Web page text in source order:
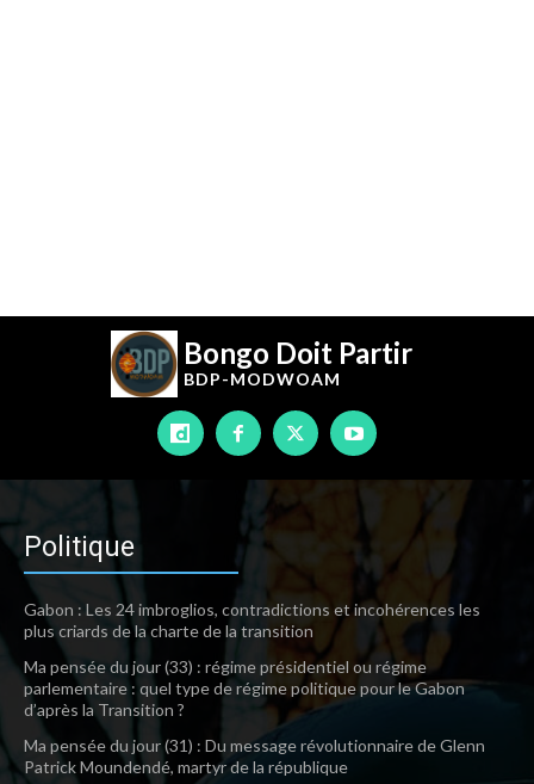
Bongo Doit Partir
BDP-MODWOAM
Politique
Gabon : Les 24 imbroglios, contradictions et incohérences les
plus criards de la charte de la transition
Ma pensée du jour (33) : régime présidentiel ou régime
parlementaire : quel type de régime politique pour le Gabon
d’après la Transition ?
Ma pensée du jour (31) : Du message révolutionnaire de Glenn
Patrick Moundendé, martyr de la république